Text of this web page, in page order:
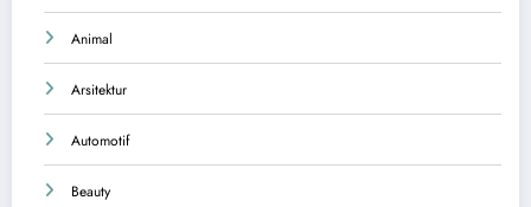
Animal
Arsitektur
Automotif
Beauty